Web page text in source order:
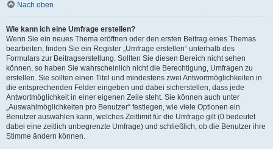
Nach oben
Wie kann ich eine Umfrage erstellen?
Wenn Sie ein neues Thema eröffnen oder den ersten Beitrag eines Themas
bearbeiten, finden Sie ein Register „Umfrage erstellen“ unterhalb des
Formulars zur Beitragserstellung. Sollten Sie diesen Bereich nicht sehen
können, so haben Sie wahrscheinlich nicht die Berechtigung, Umfragen zu
erstellen. Sie sollten einen Titel und mindestens zwei Antwortmöglichkeiten in
die entsprechenden Felder eingeben und dabei sicherstellen, dass jede
Antwortmöglichkeit in einer eigenen Zeile steht. Sie können auch unter
„Auswahlmöglichkeiten pro Benutzer“ festlegen, wie viele Optionen ein
Benutzer auswählen kann, welches Zeitlimit für die Umfrage gilt (0 bedeutet
dabei eine zeitlich unbegrenzte Umfrage) und schließlich, ob die Benutzer ihre
Stimme ändern können.